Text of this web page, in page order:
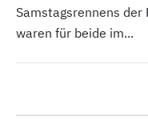
Samstagsrennens der
waren für beide im...